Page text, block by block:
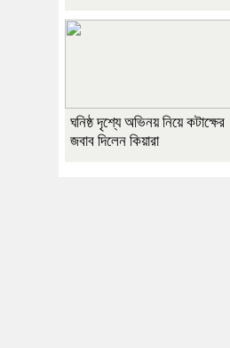
ঘনিষ্ঠ দৃশ্যে অভিনয় নিয়ে কটাক্ষের
জবাব দিলেন কিয়ারা